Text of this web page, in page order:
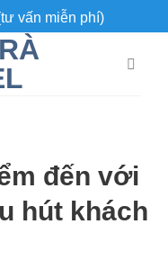
vấn miễn phí)
đến với
hút khách